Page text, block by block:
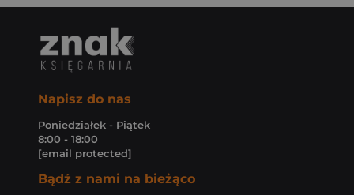
Napisz do nas
Poniedziałek - Piątek
8:00 - 18:00
[email protected]
Bądź z nami na bieżąco